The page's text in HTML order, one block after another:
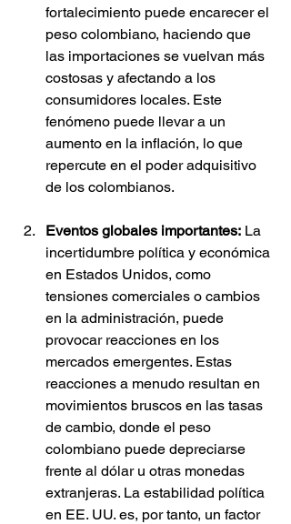
fortalecimiento puede encarecer el
peso colombiano, haciendo que
las importaciones se vuelvan más
costosas y afectando a los
consumidores locales. Este
fenómeno puede llevar a un
aumento en la inflación, lo que
repercute en el poder adquisitivo
de los colombianos.
Eventos globales importantes: La
incertidumbre política y económica
en Estados Unidos, como
tensiones comerciales o cambios
en la administración, puede
provocar reacciones en los
mercados emergentes. Estas
reacciones a menudo resultan en
movimientos bruscos en las tasas
de cambio, donde el peso
colombiano puede depreciarse
frente al dólar u otras monedas
extranjeras. La estabilidad política
en EE. UU. es, por tanto, un factor